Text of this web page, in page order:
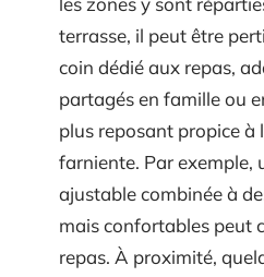
terrasse, il peut être
coin dédié aux repas,
partagés en famille ou
plus reposant propice à
farniente. Par exemple,
ajustable combinée à
mais confortables peut
repas. À proximité,